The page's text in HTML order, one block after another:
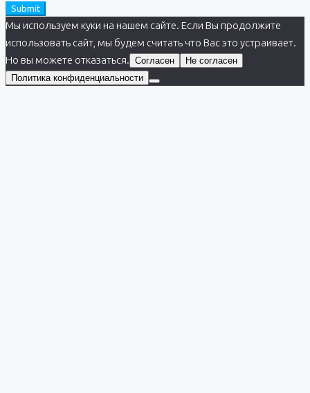
Submit
Мы используем куки на нашем сайте. Если Вы продолжите
использовать сайт, мы будем считать что Вас это устраивает.
Но вы можете отказаться. Согласен
Не согласен
Политика конфиденциальности